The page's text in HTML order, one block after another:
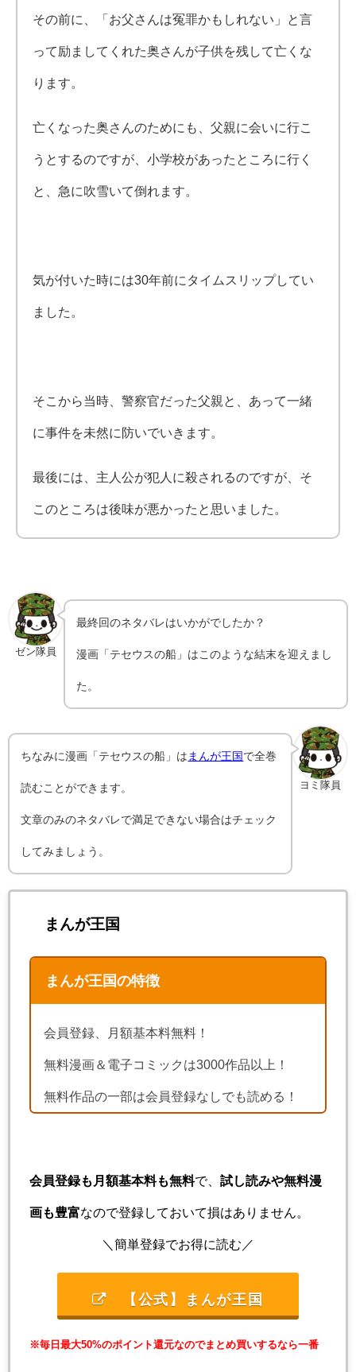
その前に、「お父さんは冤罪かもしれない」と言
って励ましてくれた奥さんが子供を残して亡くな
ります。
亡くなった奥さんのためにも、父親に会いに行こ
うとするのですが、小学校があったところに行く
と、急に吹雪いて倒れます。
気が付いた時には30年前にタイムスリップしてい
ました。
そこから当時、警察官だった父親と、あって一緒
に事件を未然に防いでいきます。
最後には、主人公が犯人に殺されるのですが、そ
このところは後味が悪かったと思いました。
ゼン隊員
最終回のネタバレはいかがでしたか？
漫画「テセウスの船」はこのような結末を迎えまし
た。
ヨミ隊員
ちなみに漫画「テセウスの船」は まんが王国 で全巻
読むことができます。
文章のみのネタバレで満足できない場合はチェック
してみましょう。
まんが王国
まんが王国の特徴
会員登録、月額基本料無料！
無料漫画＆電子コミックは3000作品以上！
無料作品の一部は会員登録なしでも読める！
会員登録も月額基本料も無料で、 試し読みや無料漫
画も豊富なので登録しておいて損はありません。
＼簡単登録でお得に読む／
【公式】まんが王国
※毎日最大50%のポイント還元なのでまとめ買いするなら一番